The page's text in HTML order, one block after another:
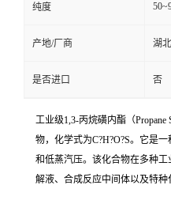
纯度
产地/厂商 湖北
是否进口 否
工业级1,3-丙烷磺内酯（
物，化学式为C?H?O?S。它是
和低蒸汽压。该化合物在多种
解液、合成反应中间体以及特种